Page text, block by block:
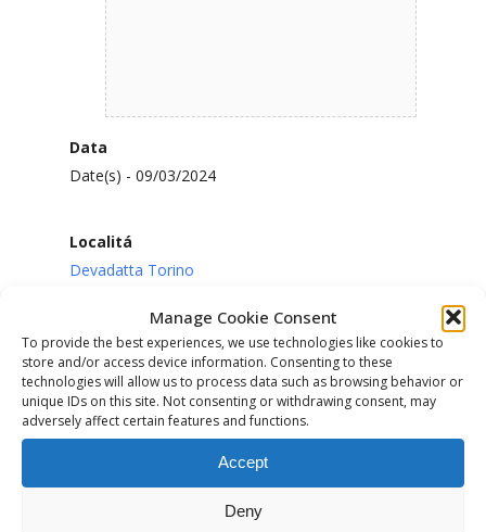
Manage Cookie Consent
To provide the best experiences, we use technologies like cookies to
store and/or access device information. Consenting to these
technologies will allow us to process data such as browsing behavior or
unique IDs on this site. Not consenting or withdrawing consent, may
adversely affect certain features and functions.
Accept
Deny
Data
Date(s) - 09/03/2024
Localitá
Devadatta Torino
Categoria Evento
Torino
Visualizzazioni : 545